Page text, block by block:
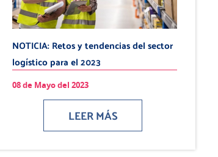
NOTICIA: Retos y tendencias del sector
logístico para el 2023
08 de Mayo del 2023
LEER MÁS